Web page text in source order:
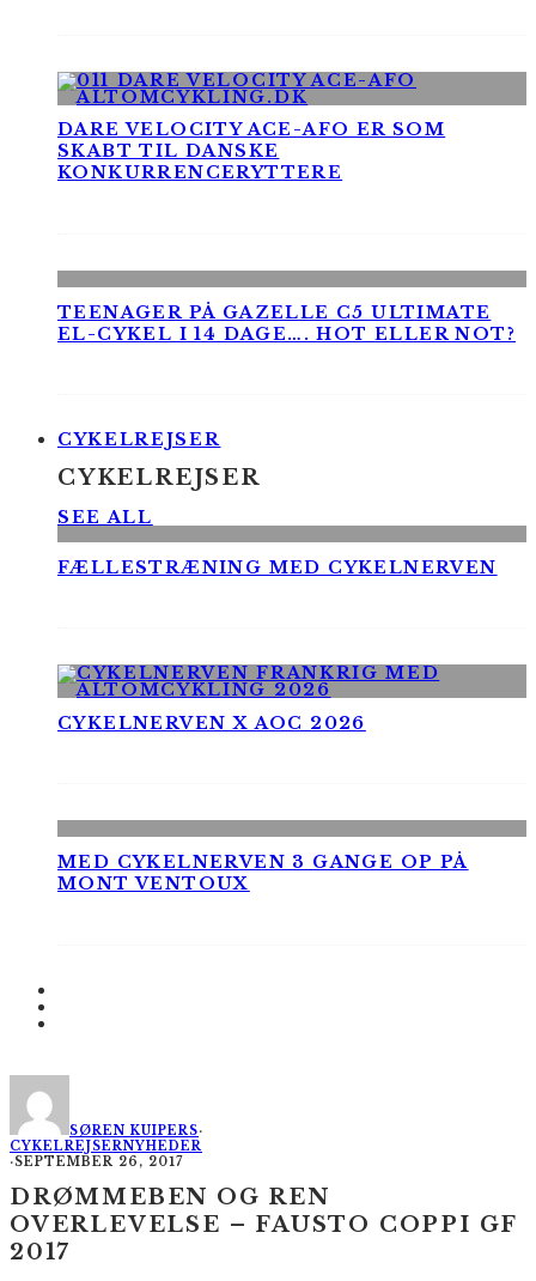
DARE VELOCITY ACE-AFO ER SOM
SKABT TIL DANSKE
KONKURRENCERYTTERE
TEENAGER PÅ GAZELLE C5 ULTIMATE
EL-CYKEL I 14 DAGE…. HOT ELLER NOT?
CYKELREJSER
CYKELREJSER
SEE ALL
FÆLLESTRÆNING MED CYKELNERVEN
CYKELNERVEN X AOC 2026
MED CYKELNERVEN 3 GANGE OP PÅ
MONT VENTOUX
SØREN KUIPERS·
CYKELREJSERNYHEDER
·SEPTEMBER 26, 2017
DRØMMEBEN OG REN
OVERLEVELSE – FAUSTO COPPI GF
2017